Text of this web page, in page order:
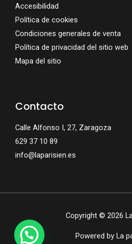
Accesibilidad
Política de cookies
Condiciones generales de venta
Política de privacidad del sitio web
Mapa del sitio
Contacto
Calle Alfonso I, 27, Zaragoza
629 37 10 89
info@laparisien.es
Copyright © 2026
Powered by La